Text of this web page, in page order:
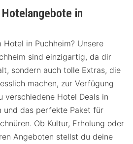
in
Hotel in Puchheim? Unsere
sind einzigartig, da dir
sondern auch tolle Extras, die
machen, zur Verfügung
verschiedene Hotel Deals in
und das perfekte Paket für
Ob Kultur, Erholung oder
Angeboten stellst du deine